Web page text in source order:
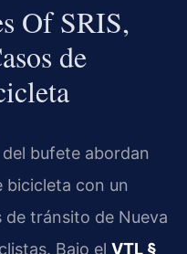
Of SRIS,
de
del bufete abordan
bicicleta con un
de tránsito de Nueva
Bajo el VTL §